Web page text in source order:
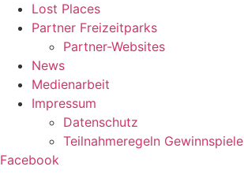
Lost Places
Partner Freizeitparks
Partner-Websites
News
Medienarbeit
Impressum
Datenschutz
Teilnahmeregeln Gewinnspiele
Facebook